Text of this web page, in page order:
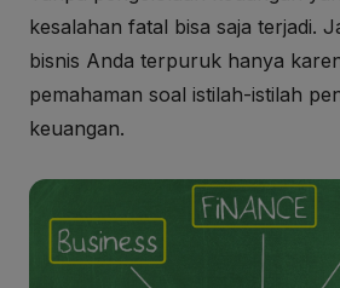
kesalahan fatal bisa saja terjadi.
bisnis Anda terpuruk hanya
pemahaman soal istilah-istilah
keuangan.